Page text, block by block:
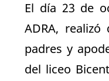
El día 23 de
ADRA,
padres y
del liceo